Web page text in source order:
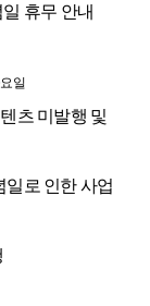
휴무 안내
일
츠 미발행 및
로 인한 사업